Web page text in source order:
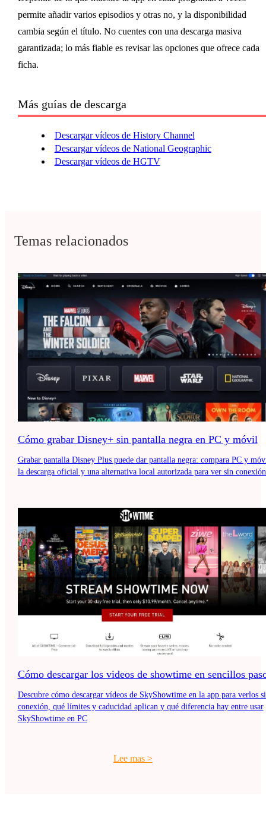
permite añadir varios episodios y otras no, y la disponibilidad
cambia según el título. No cuentes con una descarga masiva
garantizada; lo más fiable es revisar las opciones que ofrece cada
ficha.
Más guías de descarga
Descargar vídeos de History Channel
Descargar vídeos de National Geographic
Descargar vídeos de HGTV
Temas relacionados
Cómo grabar Disney+ sin pantalla negra en PC y móvil
Grabar pantalla Disney Plus puede dar pantalla negra: compara PC y
la descarga oficial y una alternativa local autorizada para ver sin
Cómo descargar los videos de showtime en sencillos
Descubre cómo descargar vídeos de SkyShowtime en la app para verlos
conexión, qué límites y caducidad aplican y qué diferencia hay entre usar
SkyShowtime en PC
Lee mas >